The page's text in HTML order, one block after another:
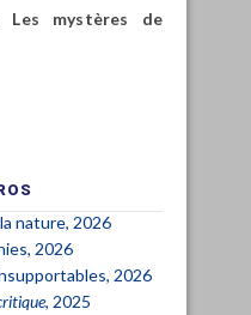
Les mystères de
nature, 2026
2026
2026
, 2025